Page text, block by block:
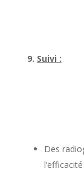
9. Suivi :
Des